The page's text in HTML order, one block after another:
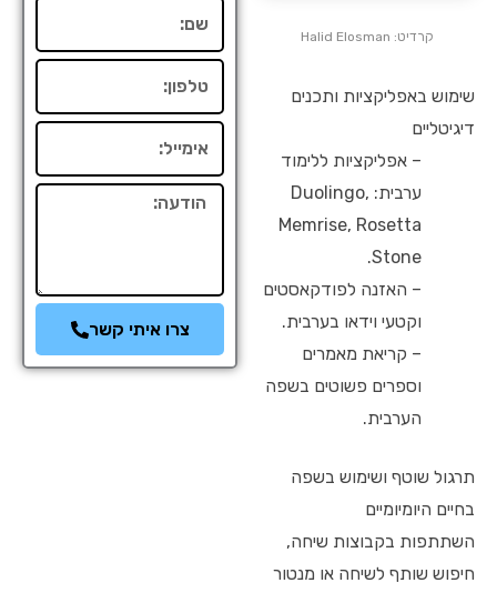
קרדיט: Halid Elosman
שימוש באפליקציות ותכנים
דיגיטליים
– אפליקציות ללימוד
ערבית: Duolingo,
Memrise, Rosetta
Stone.
– האזנה לפודקאסטים
וקטעי וידאו בערבית.
– קריאת מאמרים
וספרים פשוטים בשפה
הערבית.
תרגול שוטף ושימוש בשפה
בחיים היומיומיים
השתתפות בקבוצות שיחה,
חיפוש שותף לשיחה או מנטור
הודעה
צרו איתי קשר